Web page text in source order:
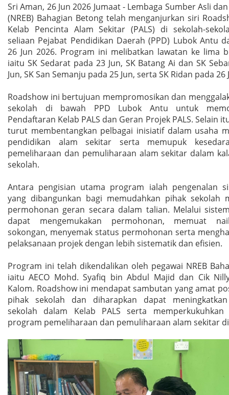
Sri Aman, 26 Jun 2026 Jumaat - Lembaga Sumber Asli
(NREB) Bahagian Betong telah menganjurkan siri
Kelab Pencinta Alam Sekitar (PALS) di sekolah-
seliaan Pejabat Pendidikan Daerah (PPD) Lubok Antu
26 Jun 2026. Program ini melibatkan lawatan ke lima
iaitu SK Sedarat pada 23 Jun, SK Batang Ai dan SK
Jun, SK San Semanju pada 25 Jun, serta SK Ridan pada 26
Roadshow ini bertujuan mempromosikan dan
sekolah di bawah PPD Lubok Antu untuk
Pendaftaran Kelab PALS dan Geran Projek PALS. Selain
turut membentangkan pelbagai inisiatif dalam usaha
pendidikan alam sekitar serta memupuk
pemeliharaan dan pemuliharaan alam sekitar dalam
sekolah.
Antara pengisian utama program ialah pengenalan
yang dibangunkan bagi memudahkan pihak sekolah
permohonan geran secara dalam talian. Melalui
dapat mengemukakan permohonan, memuat
sokongan, menyemak status permohonan serta
pelaksanaan projek dengan lebih sistematik dan efisien.
Program ini telah dikendalikan oleh pegawai NREB
iaitu AECO Mohd. Syafiq bin Abdul Majid dan Cik
Kalom. Roadshow ini mendapat sambutan yang amat
pihak sekolah dan diharapkan dapat
sekolah dalam Kelab PALS serta memperkukuhkan
program pemeliharaan dan pemuliharaan alam sekitar